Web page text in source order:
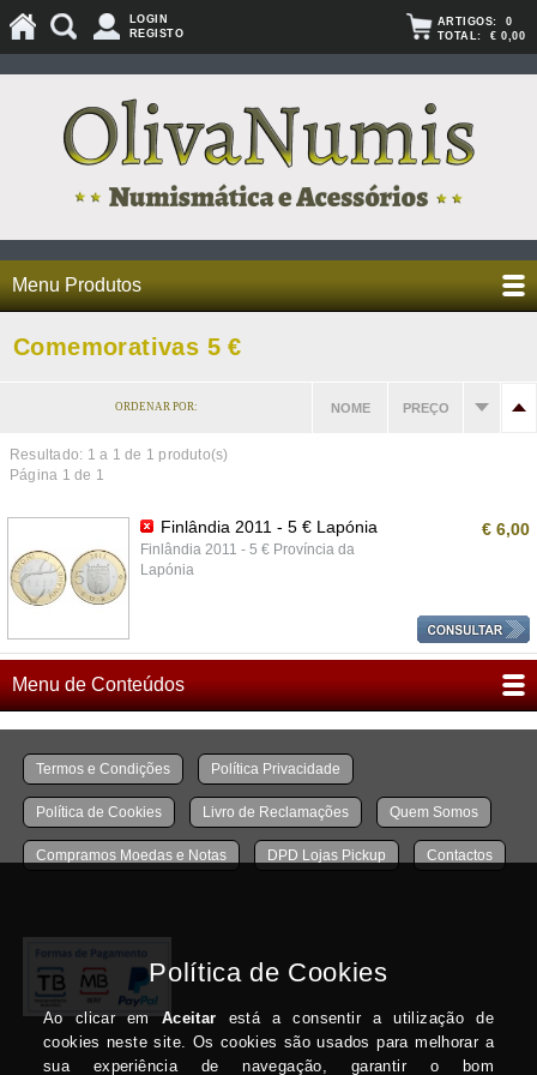
LOGIN
REGISTO
ARTIGOS: 0
TOTAL: € 0,00
Menu Produtos
Comemorativas 5 €
ORDENAR POR: NOME PREÇO
Resultado: 1 a 1 de 1 produto(s)
Página 1 de 1
Finlândia 2011 - 5 € Lapónia
Finlândia 2011 - 5 € Província da
Lapónia
€ 6,00
Menu de Conteúdos
Termos e Condições Política Privacidade
Política de Cookies Livro de Reclamações Quem Somos
Compramos Moedas e Notas DPD Lojas Pickup Contactos